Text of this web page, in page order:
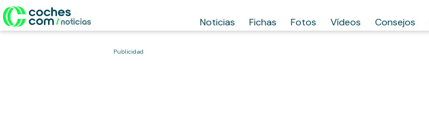
Noticias Fichas Fotos Vídeos Consejos
Publicidad